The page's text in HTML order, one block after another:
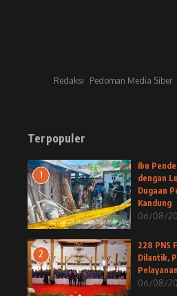
Redaksi Pedoman Media Siber
Terpopuler
1
Ibu
dengan
Dugaan
Kandung
06/08/
2
228 PNS
Dilantik,
06/08/